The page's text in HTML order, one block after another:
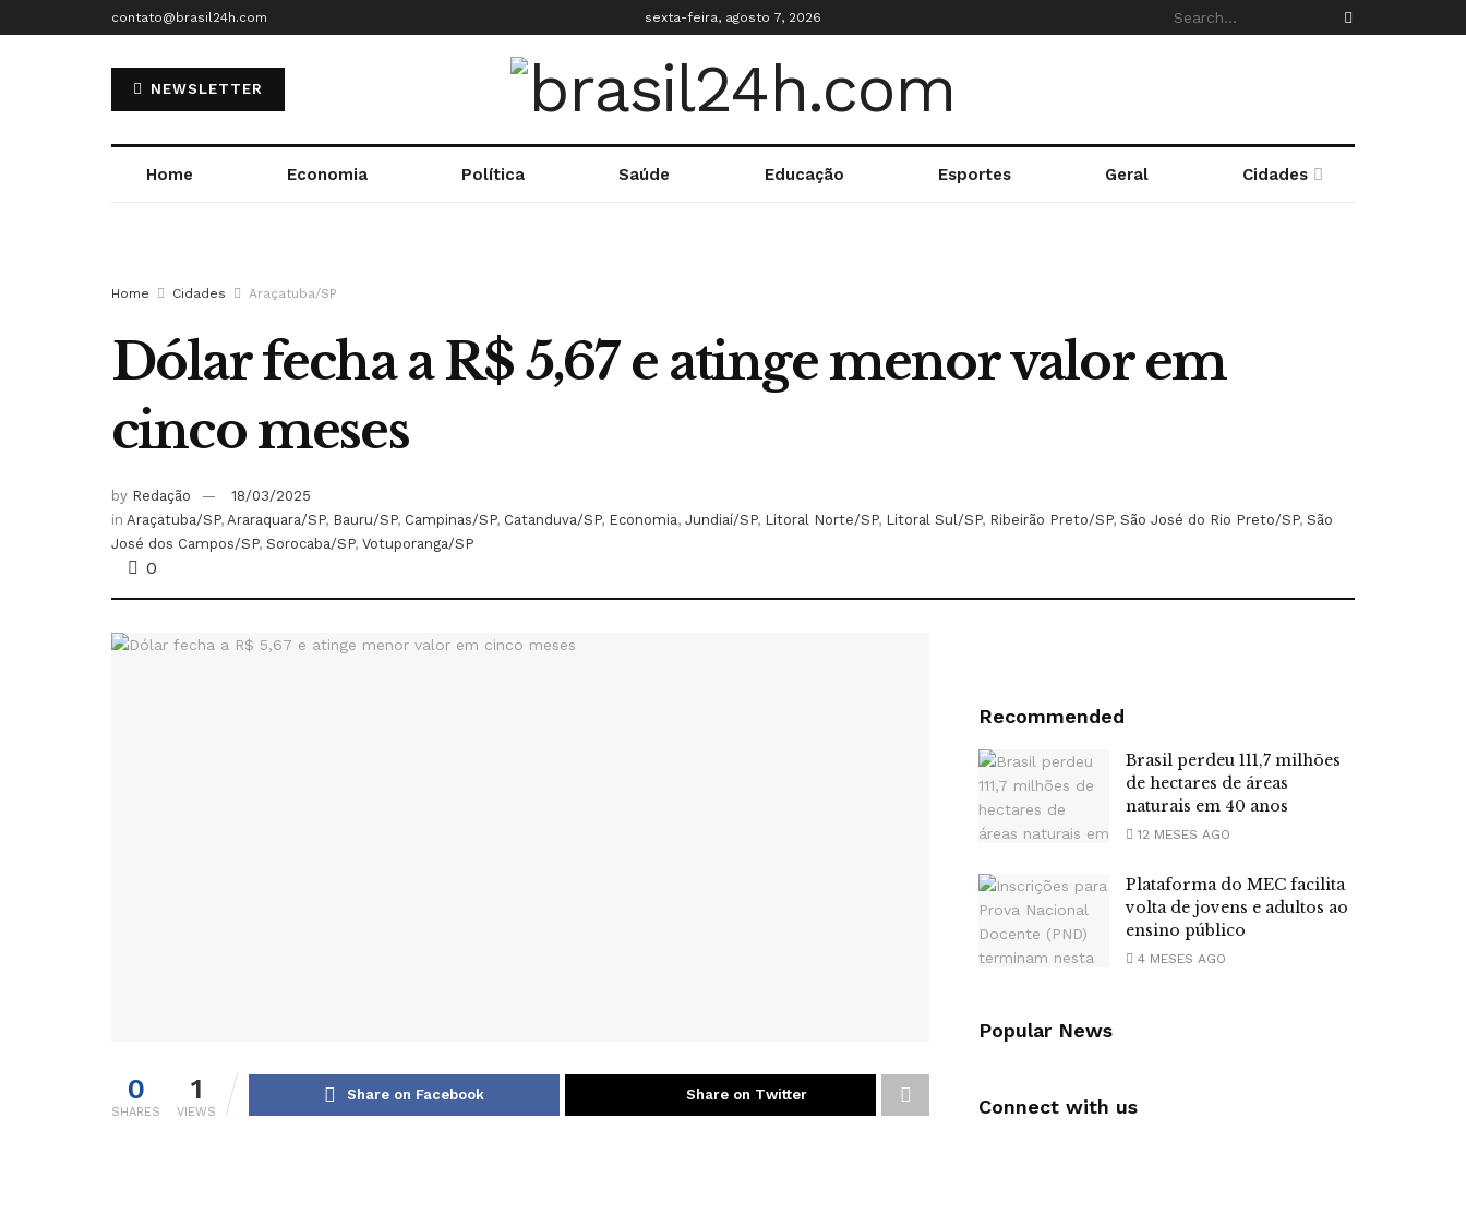
contato@brasil24h.com sexta-feira, agosto 7, 2026
NEWSLETTER
Home Economia Política Saúde Educação Esportes Geral Cidades
Home Cidades Araçatuba/SP
Dólar fecha a R$ 5,67 e atinge menor valor em
cinco meses
by Redação
18/03/2025
in Araçatuba/SP, Araraquara/SP, Bauru/SP, Campinas/SP, Catanduva/SP, Economia, Jundiaí/SP, Litoral Norte/SP, Litoral Sul/SP, Ribeirão Preto/SP, São José do Rio Preto/SP, São
José dos Campos/SP, Sorocaba/SP, Votuporanga/SP
0
0
SHARES
1
VIEWS
Share on Facebook Share on Twitter
Recommended
Brasil perdeu 111,7 milhões
de hectares de áreas
naturais em 40 anos
12 MESES AGO
Plataforma do MEC facilita
volta de jovens e adultos ao
ensino público
4 MESES AGO
Popular News
Connect with us